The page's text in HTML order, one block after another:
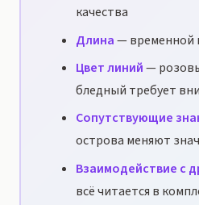
качества
Длина— временной
Цвет линий—
бледный требует
Сопутствующие
острова меняют
Взаимодействие с
всё читается в